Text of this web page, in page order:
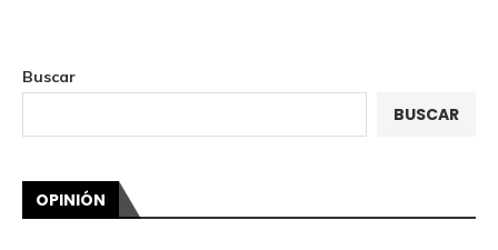
Buscar
BUSCAR
OPINIÓN